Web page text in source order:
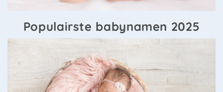
Populairste babynamen 2025